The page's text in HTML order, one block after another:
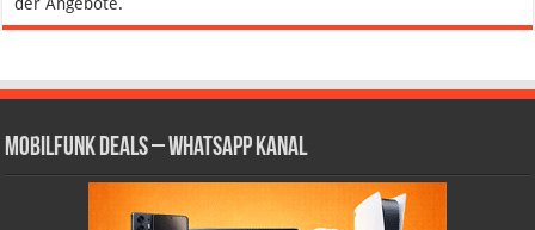
Mobilfunk Deals – WhatsApp Kanal